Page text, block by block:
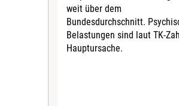
weit über dem
Bundesdurchschnitt.
Belastungen sind laut TK-
Hauptursache.